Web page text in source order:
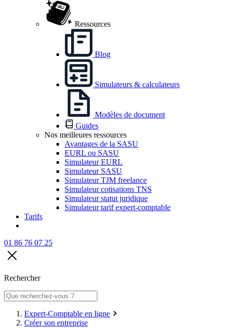
Ressources
Blog
Simulateurs & calculateurs
Modèles de document
Guides
Nos meilleures ressources
Avantages de la SASU
EURL ou SASU
Simulateur EURL
Simulateur SASU
Simulateur TJM freelance
Simulateur cotisations TNS
Simulateur statut juridique
Simulateur tarif expert-comptable
Tarifs
01 86 76 07 25
Rechercher
Expert-Comptable en ligne
Créer son entreprise